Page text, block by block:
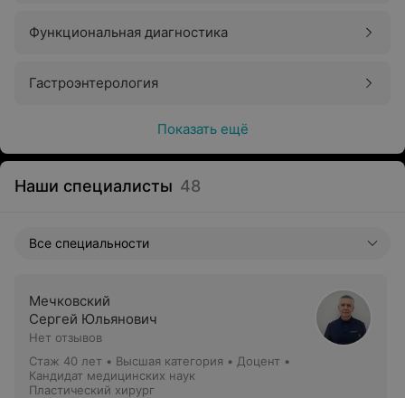
Функциональная диагностика
Гастроэнтерология
Показать ещё
Наши специалисты 48
Все специальности
Мечковский
Сергей Юльянович
Нет отзывов
Стаж 40 лет • Высшая категория • Доцент •
Кандидат медицинских наук
Пластический хирург